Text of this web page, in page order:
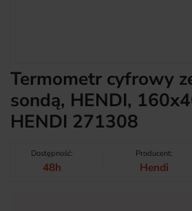
Termometr cyfrowy
sondą, HENDI,
HENDI 271308
Dostępność:
48h
Producent:
Hendi